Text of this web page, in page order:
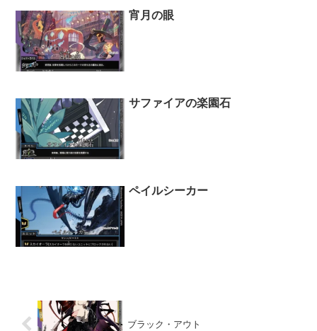
宵月の眼
サファイアの楽園石
ペイルシーカー
ブラック・アウト